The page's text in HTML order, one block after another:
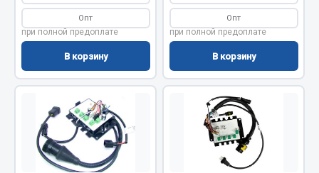
Запчасти на полуприцепы
Амортизаторы для полуприцепов
Весь раздел
Запчасти КамАЗ
Двигатель
Опт
при полной предоплате
В корзину
Опт
при полной предоплате
В корзину